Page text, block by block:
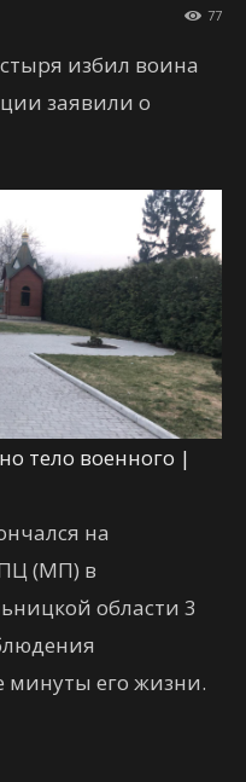
77
избил воина
заявили о
тело военного |
на
(МП) в
области 3
минуты его жизни.